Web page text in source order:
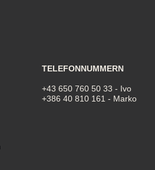
TELEFONNUMMERN
+43 650 760 50 33 - Ivo
+386 40 810 161 - Marko